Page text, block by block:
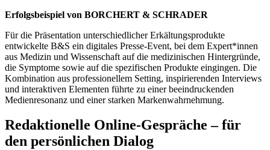
Erfolgsbeispiel von BORCHERT & SCHRADER
Für die Präsentation unterschiedlicher Erkältungsprodukte
entwickelte B&S ein digitales Presse-Event, bei dem Expert*innen
aus Medizin und Wissenschaft auf die medizinischen Hintergründe,
die Symptome sowie auf die spezifischen Produkte eingingen. Die
Kombination aus professionellem Setting, inspirierenden Interviews
und interaktiven Elementen führte zu einer beeindruckenden
Medienresonanz und einer starken Markenwahrnehmung.
Redaktionelle Online-Gespräche – für
den persönlichen Dialog